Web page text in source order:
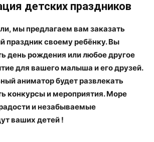
детских праздников
мы предлагаем вам заказать
праздник своему ребёнку. Вы
день рождения или любое другое
для вашего малыша и его друзей.
аниматор будет развлекать
конкурсы и мероприятия. Море
и незабываемые
ваших детей !